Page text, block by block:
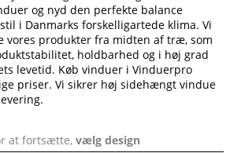
og nyd den perfekte balance
i Danmarks forskelligartede klima. Vi
vores produkter fra midten af træ, som
holdbarhed og i høj grad
levetid. Køb vinduer i Vinduerpro
priser. Vi sikrer høj sidehængt vindue
at fortsætte, vælg design